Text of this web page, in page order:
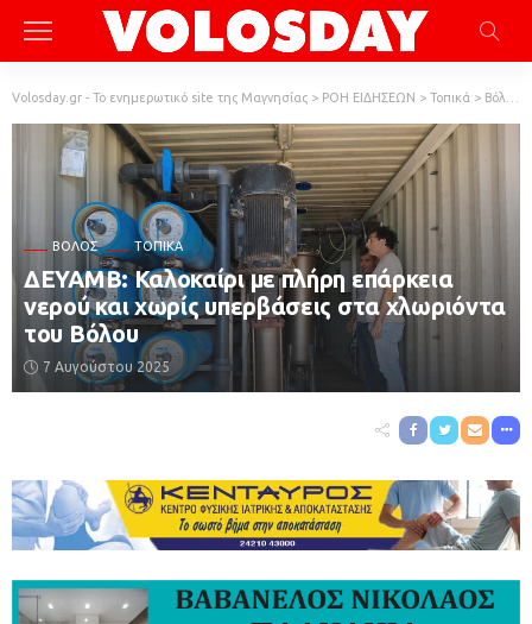
Volosday.gr - Το ενημερωτικό site της Μαγνησίας > ΡΟΗ ΕΙΔΗΣΕΩΝ > Τοπικά > Βόλος
ΒΌΛΟΣ ΤΟΠΙΚΆ
ΔΕΥΑΜΒ: Καλοκαίρι με πλήρη επάρκεια
νερού και χωρίς υπερβάσεις στα χλωριόντα
του Βόλου
7 Αυγούστου 2025